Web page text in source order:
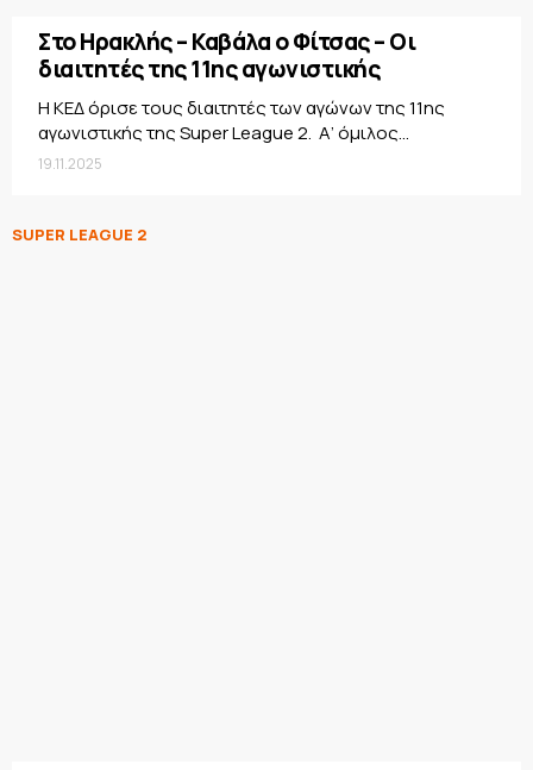
Στο Ηρακλής – Καβάλα ο Φίτσας – Οι
διαιτητές της 11ης αγωνιστικής
Η ΚΕΔ όρισε τους διαιτητές των αγώνων της 11ης
αγωνιστικής της Super League 2. Α’ όμιλος...
19.11.2025
SUPER LEAGUE 2